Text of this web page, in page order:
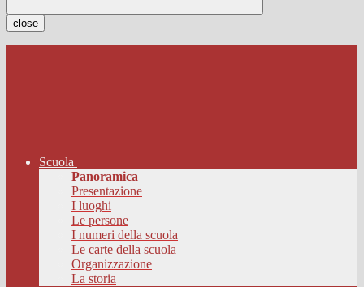
close
Scuola
Panoramica
Presentazione
I luoghi
Le persone
I numeri della scuola
Le carte della scuola
Organizzazione
La storia